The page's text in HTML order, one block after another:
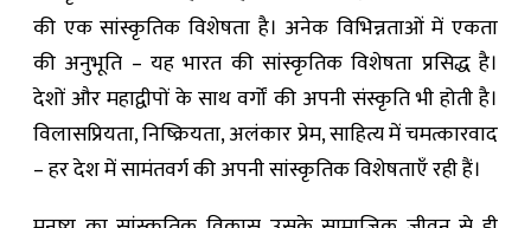
की एक सांस्कृतिक विशेषता है। अनेक विभिन्नताओं में एकता
की अनुभूति – यह भारत की सांस्कृतिक विशेषता प्रसिद्ध है।
देशों और महाद्वीपों के साथ वर्गों की अपनी संस्कृति भी होती है।
विलासप्रियता, निष्क्रियता, अलंकार प्रेम, साहित्य में चमत्कारवाद
– हर देश में सामंतवर्ग की अपनी सांस्कृतिक विशेषताएँ रही हैं।